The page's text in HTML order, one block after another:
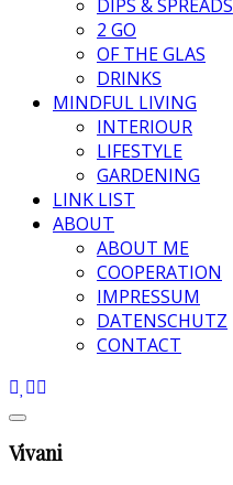
DIPS & SPREADS
2 GO
OF THE GLAS
DRINKS
MINDFUL LIVING
INTERIOUR
LIFESTYLE
GARDENING
LINK LIST
ABOUT
ABOUT ME
COOPERATION
IMPRESSUM
DATENSCHUTZ
CONTACT
Vivani